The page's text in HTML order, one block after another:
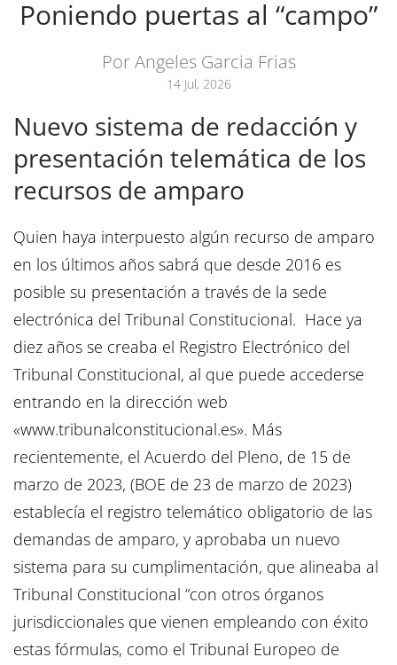
Poniendo puertas al “campo”
Por Angeles Garcia Frias
14 Jul, 2026
Nuevo sistema de redacción y
presentación telemática de los
recursos de amparo
Quien haya interpuesto algún recurso de amparo
en los últimos años sabrá que desde 2016 es
posible su presentación a través de la sede
electrónica del Tribunal Constitucional. Hace ya
diez años se creaba el Registro Electrónico del
Tribunal Constitucional, al que puede accederse
entrando en la dirección web
«www.tribunalconstitucional.es». Más
recientemente, el Acuerdo del Pleno, de 15 de
marzo de 2023, (BOE de 23 de marzo de 2023)
establecía el registro telemático obligatorio de las
demandas de amparo, y aprobaba un nuevo
sistema para su cumplimentación, que alineaba al
Tribunal Constitucional “con otros órganos
jurisdiccionales que vienen empleando con éxito
estas fórmulas, como el Tribunal Europeo de